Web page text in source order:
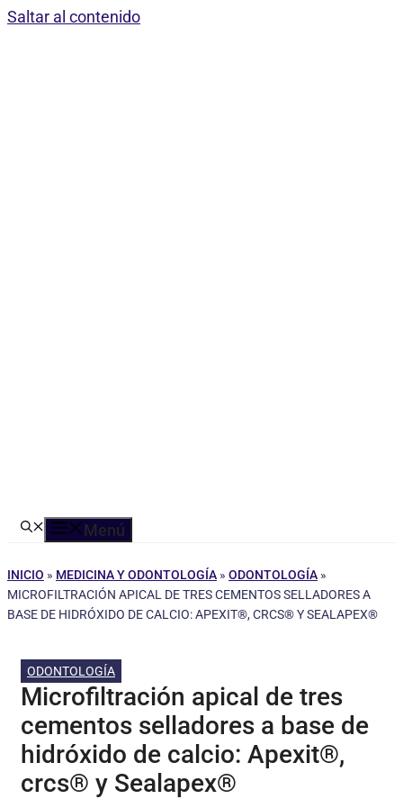
Saltar al contenido
Menú
INICIO » MEDICINA Y ODONTOLOGÍA » ODONTOLOGÍA »
MICROFILTRACIÓN APICAL DE TRES CEMENTOS SELLADORES A
BASE DE HIDRÓXIDO DE CALCIO: APEXIT®, CRCS® Y SEALAPEX®
ODONTOLOGÍA
Microfiltración apical de tres
cementos selladores a base de
hidróxido de calcio: Apexit®,
crcs® y Sealapex®